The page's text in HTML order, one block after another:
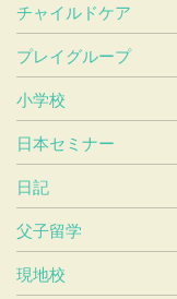
チャイルドケア
プレイグループ
小学校
日本セミナー
日記
父子留学
現地校